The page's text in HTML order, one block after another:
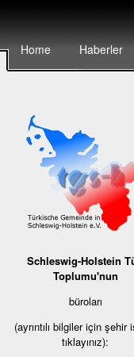
Home Haberler
Schleswig-Holstein
Toplumu'nun
büroları
(ayrıntılı bilgiler için şehir
tıklayınız):